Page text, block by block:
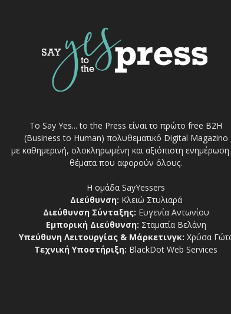
Το Say Yes... to the Press είναι το πρώτο free Β2Η
(Business to Human) πολυθεματικό Digital Magazino
με καθημερινή, ολοκληρωμένη και αξιόπιστη
θέματα που αφορούν όλους.
Η ομάδα SayYessers
Διεύθυνση: Κλειώ Στυλιαρά
Διεύθυνση Σύνταξης: Ευγενία Αντωνίου
Εμπορική Διεύθυνση: Σταματία Βελάνη
Υπεύθυνη Λειτουργίας & Μάρκετινγκ: Χρύσα
Τεχνική Υποστήριξη: BlackDot Web Services